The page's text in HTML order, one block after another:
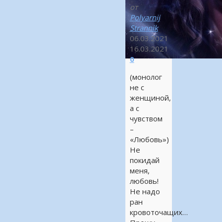
от
Polyarnij
Strannik
06.03.2021
16.03.2021
0
(монолог
не с
женщиной,
а с
чувством
–
«Любовь»)
Не
покидай
меня,
любовь!
Не надо
ран
кровоточащих…